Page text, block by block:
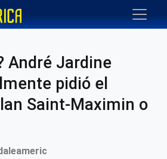
André Jardine
pidió el
Saint-Maximin o